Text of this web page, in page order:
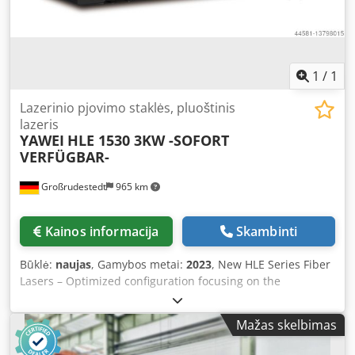
and therefore available at short notice. We have 300+
Germany and Europe. Reference visits to existing users are
1 / 1
Großrudestedt 965 km
Lazerinio pjovimo staklės, pluoštinis
lazeris
YAWEI HLE 1530 3KW -SOFORT
VERFÜGBAR-
Kainos informacija Skambinti
Būklė: naujas, Gamybos metai: 2023, New HLE Series Fiber
Lasers – Optimized configuration focusing on the
essentials – Low acquisition costs despite high-quality
components. Max Photonics resonator and Precitec cutting
head guarantee a quality, competitive laser cut with
minimal maintenance costs. EQUIPMENT: Cutting Head:
Mažas skelbimas